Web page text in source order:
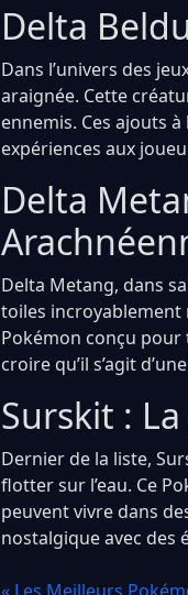
Delta
Dans l’univers des
araignée. Cette
ennemis. Ces ajouts
expériences aux
Delta
Delta Metang, dans
toiles incroyablement
Pokémon conçu
croire qu’il s’agit
Surskit :
Dernier de la liste,
flotter sur l’eau. Ce
peuvent vivre dans
nostalgique avec des